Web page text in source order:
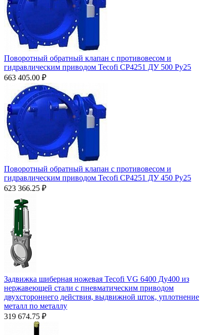
Поворотный обратный клапан с противовесом и
гидравлическим приводом Tecofi CP4251 ДУ 500 Py25
663 405.00 ₽
Поворотный обратный клапан с противовесом и
гидравлическим приводом Tecofi CP4251 ДУ 450 Py25
623 366.25 ₽
Задвижка шиберная ножевая Tecofi VG 6400 Ду400 из
нержавеющей стали с пневматическим приводом
двухстороннего действия, выдвижной шток, уплотнение
металл по металлу
319 674.75 ₽